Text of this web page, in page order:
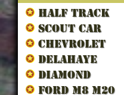
HALF TRACK
SCOUT CAR
CHEVROLET
DELAHAYE
DIAMOND
FORD M8 M20